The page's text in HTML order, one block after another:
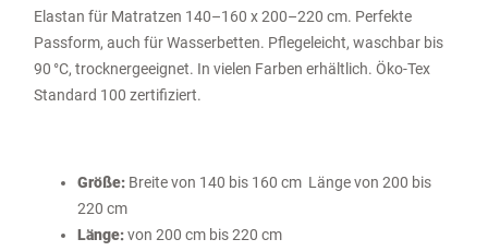
Elastan für Matratzen 140–160 x 200–220 cm. Perfekte
Passform, auch für Wasserbetten. Pflegeleicht, waschbar bis
90 °C, trocknergeeignet. In vielen Farben erhältlich. Öko-Tex
Standard 100 zertifiziert.
Größe: Breite von 140 bis 160 cm Länge von 200 bis
220 cm
Länge:von 200 cm bis 220 cm